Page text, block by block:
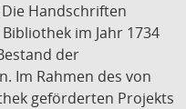
Handschriften
im Jahr 1734
der
Im Rahmen des von
geförderten Projekts